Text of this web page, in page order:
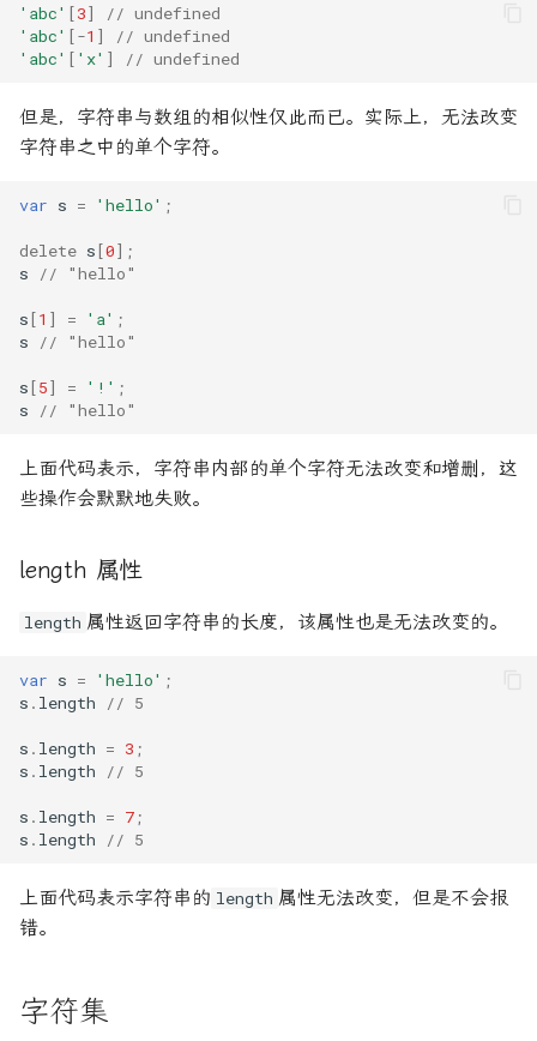
'abc' [3]
// undefined
'abc' [-1 ]
// undefined
'abc' [ 'x' ] // undefined
但是，字符串与数组的相似性仅此而已。实际上，无法改变
字符串之中的单个字符。
var s = 'hello' ;
delete s[0];
s
// "hello"
s[1 ] = 'a' ;
s
// "hello"
s[5] = '!' ;
s
// "hello"
上面代码表示，字符串内部的单个字符无法改变和增删，这
些操作会默默地失败。
length 属性
length 属性返回字符串的长度，该属性也是无法改变的。
var s = 'hello' ;
s . length // 5
s . length = 3 ;
s . length // 5
s . length = 7 ;
s . length // 5
上面代码表示字符串的 length 属性无法改变，但是不会报
错。
字符集